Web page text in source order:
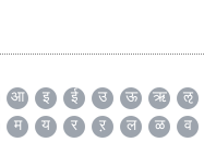
आ इ ई उ ऊ ऋ ऌ
म य र ऱ ल ळ व